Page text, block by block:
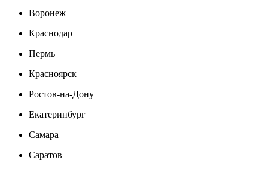
Воронеж
Краснодар
Пермь
Красноярск
Ростов-на-Дону
Екатеринбург
Самара
Саратов